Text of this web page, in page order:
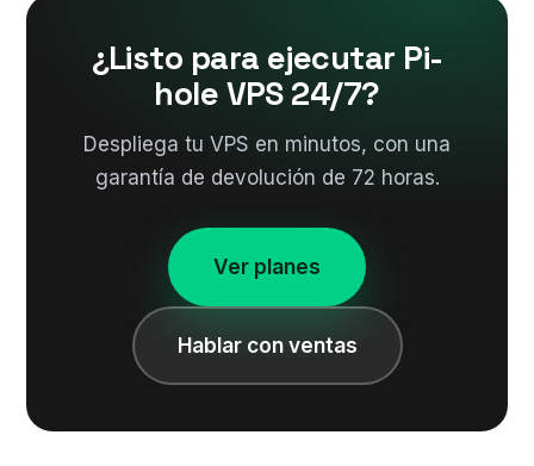
¿Listo para ejecutar Pi-
hole VPS 24/7?
Despliega tu VPS en minutos, con una
garantía de devolución de 72 horas.
Ver planes
Hablar con ventas